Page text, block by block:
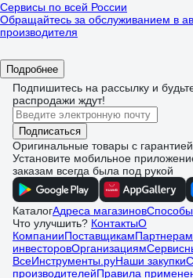
Сервисы по всей России
Обращайтесь за обслуживанием в
производителя
Подробнее
Подпишитесь на рассылку и
распродажи ждут!
Подписаться
Оригинальные товары с
Установите мобильное
заказам всегда была под рукой
КаталогАдреса магазинов
Что улучшить? КонтактыО
КомпанииПоставщикамПартнерам
инвесторовОрганизациям
ВсеИнструменты.руНаши закупки
производителейПравила